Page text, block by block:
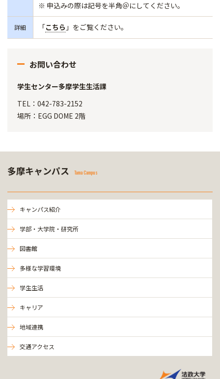
※ 申込みの際は記号を半角＠にしてください。
詳細 「こちら 」をご覧ください。
お問い合わせ
学生センター多摩学生生活課
TEL：042-783-2152
場所：EGG DOME 2階
多摩キャンパス Tama Campus
キャンパス紹介
学部・大学院・研究所
図書館
多様な学習環境
学生生活
キャリア
地域連携
交通アクセス